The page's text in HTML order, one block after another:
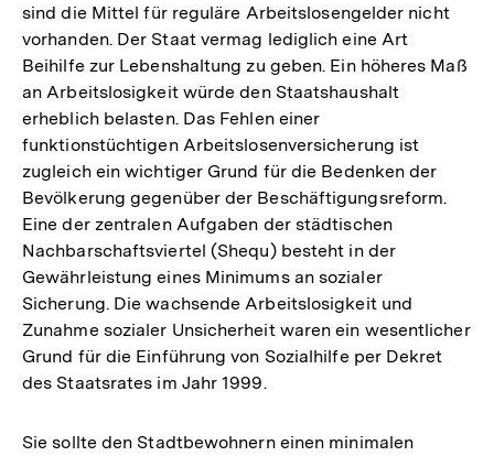
sind die Mittel für reguläre Arbeitslosengelder nicht
vorhanden. Der Staat vermag lediglich eine Art
Beihilfe zur Lebenshaltung zu geben. Ein höheres Maß
an Arbeitslosigkeit würde den Staatshaushalt
erheblich belasten. Das Fehlen einer
funktionstüchtigen Arbeitslosenversicherung ist
zugleich ein wichtiger Grund für die Bedenken der
Bevölkerung gegenüber der Beschäftigungsreform.
Eine der zentralen Aufgaben der städtischen
Nachbarschaftsviertel (Shequ) besteht in der
Gewährleistung eines Minimums an sozialer
Sicherung. Die wachsende Arbeitslosigkeit und
Zunahme sozialer Unsicherheit waren ein wesentlicher
Grund für die Einführung von Sozialhilfe per Dekret
des Staatsrates im Jahr 1999.
Sie sollte den Stadtbewohnern einen minimalen